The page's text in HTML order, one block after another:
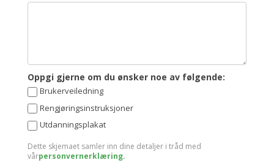
Oppgi gjerne om du ønsker noe av følgende:
Brukerveiledning
Rengjøringsinstruksjoner
Utdanningsplakat
Dette skjemaet samler inn dine detaljer i tråd med
vårpersonvernerklæring.